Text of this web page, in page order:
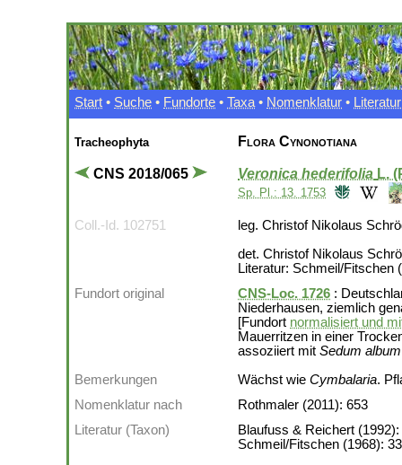
Start • Suche • Fundorte • Taxa • Nomenklatur • Literatur
Tracheophyta
CNS 2018/065
Flora Cynonotiana
Veronica hederifolia L.
Sp. Pl.: 13. 1753
Coll.-Id. 102751
leg. Christof Nikolaus
det. Christof Nikolaus
Literatur: Schmeil/Fitschen
Fundort original
CNS-Loc. 1726 :
Niederhausen, ziemlich
[Fundort normalisiert und
Mauerritzen in einer
assoziiert mit Sedum album
Bemerkungen
Wächst wie Cymbalaria.
Nomenklatur nach
Rothmaler (2011): 653
Literatur (Taxon)
Blaufuss & Reichert
Schmeil/Fitschen (1968):